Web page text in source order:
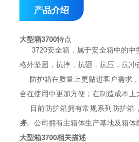
产品介绍
大型箱3700特点
3720安全箱，属于安全箱中的中
格外坚固，抗摔，抗砸，抗压，抗冲
防护箱在质量上更贴进客户需求
合在使用中更加方便；在制造成本上
目前防护箱拥有常规系列 防护箱
务。公司拥有主箱体生产基地及箱
大型箱3700相关描述